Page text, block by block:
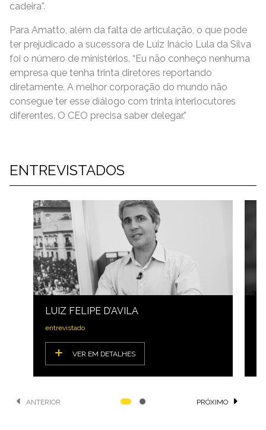
cadeira”.
Para Amatto, além da falta de articulação, o que pode
ter prejudicado a sucessora de Luiz Inácio Lula da Silva
foi o número de ministérios. “Eu não conheço nenhuma
empresa que tenha trinta diretores reportando
diretamente. A melhor corporação do mundo não
consegue ter esse diálogo com trinta interlocutores
diferentes. O CEO precisa saber delegar.”
ENTREVISTADOS
LUIZ FELIPE D’AVILA
entrevistado
VER EM DETALHES
ANTERIOR PRÓXIMO